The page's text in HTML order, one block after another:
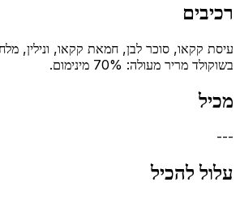
רכיבים
עיסת קקאו, סוכר לבן, חמאת קקאו, ונילין,
בשוקולד מריר מעולה: 70% מינימום.
מכיל
---
עלול להכיל